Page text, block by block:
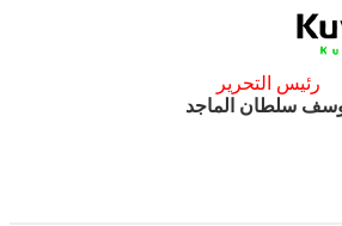
رئيس التحرير
سلطان الماجد